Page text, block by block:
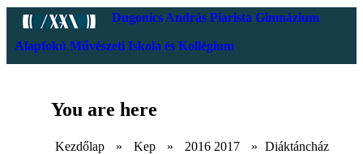
Dugonics András Piarista Gimnázium
Alapfokú Művészeti Iskola és Kollégium
You are here
Kezdőlap » Kep » 2016 2017 » Diáktáncház